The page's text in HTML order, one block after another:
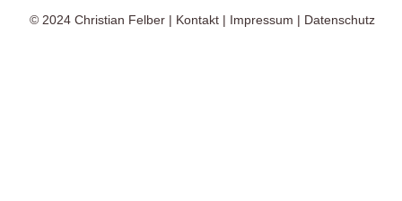
© 2024 Christian Felber | Kontakt | Impressum | Datenschutz